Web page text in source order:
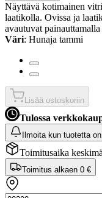
Näyttävä kotimainen
laatikolla. Ovissa ja
avautuvat
Väri: Hunaja tammi
Lisää ostoskoriin
Tulossa
Ilmoita kun tuotetta
Toimitusaika
Toimitus alkaen 0 €